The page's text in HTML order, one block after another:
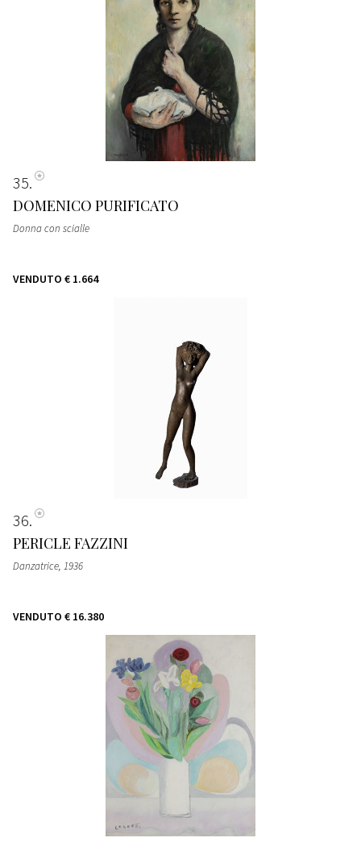
35
DOMENICO PURIFICATO
Donna con scialle
VENDUTO € 1.664
36
PERICLE FAZZINI
Danzatrice, 1936
VENDUTO € 16.380